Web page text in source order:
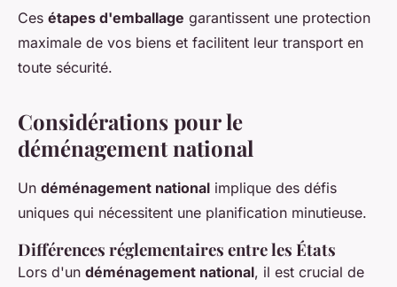
Ces étapes d'emballage garantissent une protection
maximale de vos biens et facilitent leur transport en
toute sécurité.
Considérations pour le
déménagement national
Un déménagement national implique des défis
uniques qui nécessitent une planification minutieuse.
Différences réglementaires entre les États
Lors d'un déménagement national, il est crucial de